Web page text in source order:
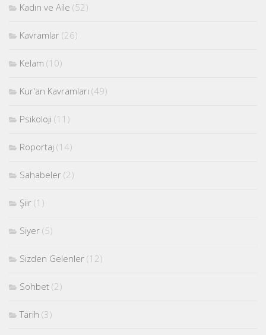
Kadın ve Aile (52)
Kavramlar (26)
Kelam (10)
Kur'an Kavramları (49)
Psikoloji (11)
Röportaj (14)
Sahabeler (2)
Şiir (1)
Siyer (5)
Sizden Gelenler (12)
Sohbet (2)
Tarih (3)